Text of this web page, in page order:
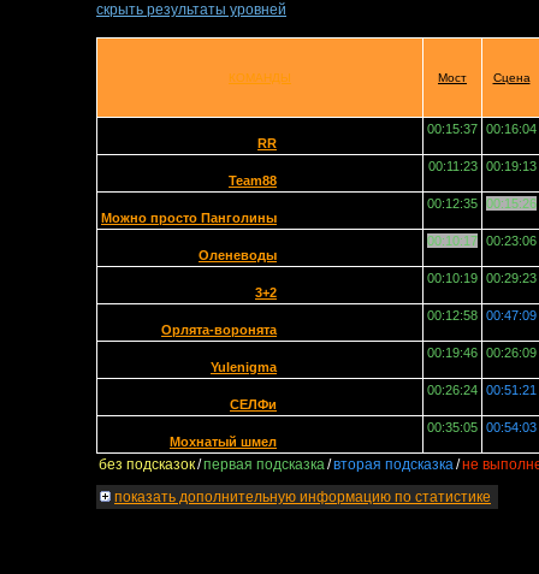
скрыть результаты уровней
КОМАНДЫ Мост Сцена
RR
00:15:37 00:16:04
Team88
00:11:23 00:19:13
Можно просто Панголины
00:12:35 00:15:26
Оленеводы
00:10:17 00:23:06
3+2
00:10:19 00:29:23
Орлята-воронята
00:12:58 00:47:09
Yulenigma
00:19:46 00:26:09
СЕЛФи
00:26:24 00:51:21
Мохнатый шмел
00:35:05 00:54:03
без подсказок/первая подсказка/вторая подсказка/не
показать дополнительную информацию по статистике